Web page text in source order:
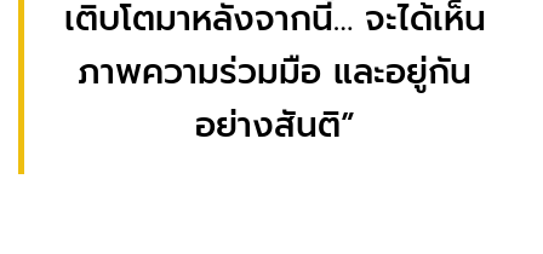
เติบโตมาหลังจากนี้… จะได้เห็น
ภาพความร่วมมือ และอยู่กัน
อย่างสันติ”